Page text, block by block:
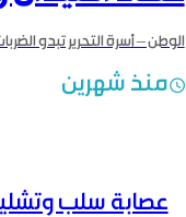
منذ شهرين
عصابة سلب